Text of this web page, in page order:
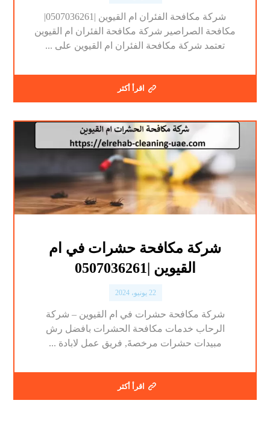
شركة مكافحة الفئران ام القيوين |0507036261|
مكافحة الصراصير شركة مكافحة الفئران ام القيوين
تعتمد شركة مكافحة الفئران ام القيوين على ...
اقرأ أكثر
شركة مكافحة حشرات في ام
القيوين |0507036261
22 يونيو، 2024
شركة مكافحة حشرات في ام القيوين – شركة
الرحاب خدمات مكافحة الحشرات بافضل رش
مبيدات حشرات مرخصةَ, فريق عمل لابادة ...
اقرأ أكثر